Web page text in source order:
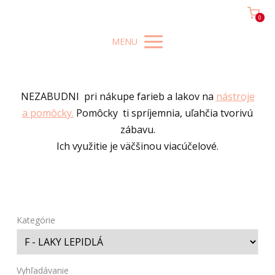
0
MENU
NEZABUDNI pri nákupe farieb a lakov na nástroje
a pomôcky. Pomôcky ti spríjemnia, uľahčia tvorivú
zábavu.
Ich využitie je väčšinou viacúčelové.
Kategórie
Vyhľadávanie